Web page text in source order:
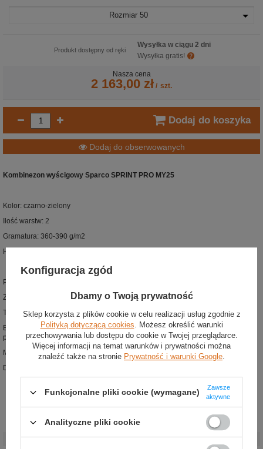
Rozmiar 50
Produkt dostępny od ręki
Wysyłka w ciągu 2 dni
Wysyłka gratis!
Nasza cena
2 163,00 zł / szt.
Dodaj do koszyka
Dodaj do obserwowanych
Kombinezon wyścigowy Sparco SPRINT PRO MY25
Kolor: czarno-zielony
Ilość warstw: 2
Gramatura: 360-390 g/m2
Homologacja: FIA
Podstawowy kombinezon wyścigowy z najnowszej kolekcji Sparco
Zaprojektowany zgodnie z homologacją FIA 8856-2018
Tradycyjna 2-warstwowa struktura materiału
Elastyczne połączenia rękawów zapewniają lepszą mobilność ramion w czasie
prowadzenia
Miękki, elastyczny panel w tylnej części
Dwie boczne kieszenie
Stan:
Nowy
Kategoria:
Kombinezony
Konfiguracja zgód
Dbamy o Twoją prywatność
Sklep korzysta z plików cookie w celu realizacji usług zgodnie z
Polityką dotyczącą cookies. Możesz określić warunki
przechowywania lub dostępu do cookie w Twojej przeglądarce.
Więcej informacji na temat warunków i prywatności można
znaleźć także na stronie Prywatność i warunki Google.
Funkcjonalne pliki cookie (wymagane)
Zawsze
aktywne
Analityczne pliki cookie